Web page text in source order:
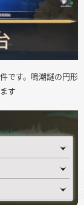
です。鳴潮謎の円形
す